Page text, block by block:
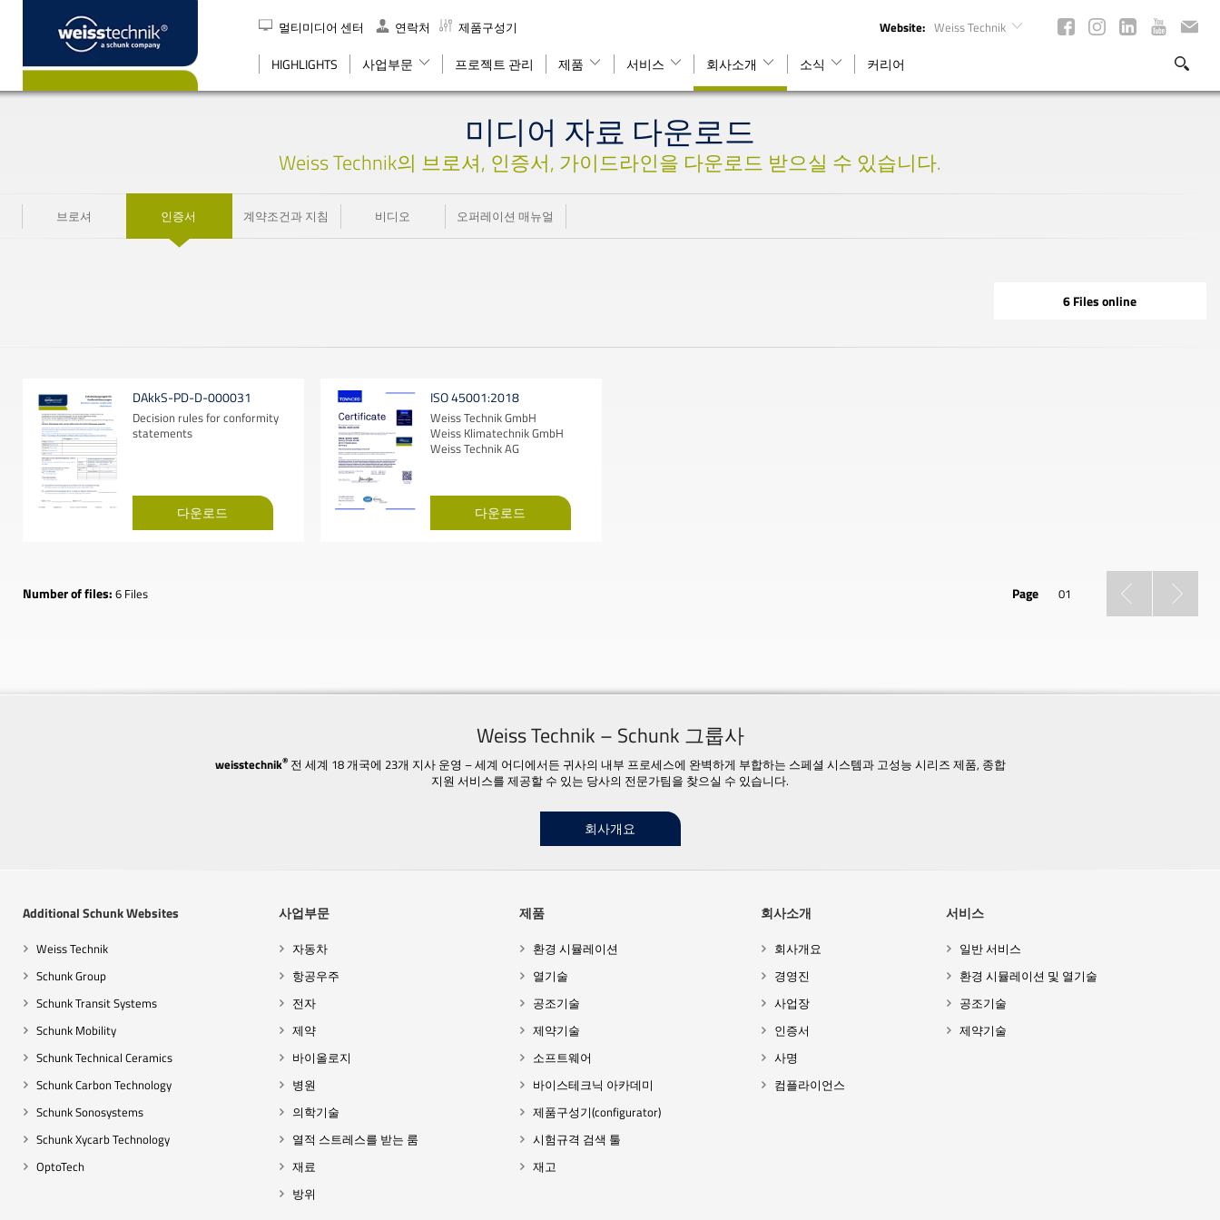
멀티미디어 센터 연락처 제품구성기 Website: Weiss Technik
HIGHLIGHTS 사업부문 프로젝트 관리 제품 서비스 회사소개 소식 커리어
검색
미디어 자료 다운로드
Weiss Technik의 브로셔, 인증서, 가이드라인을 다운로드 받으실 수 있습니다.
브로셔 인증서 계약조건과 지침 비디오 오퍼레이션 매뉴얼
6 Files online
DAkkS-PD-D-000031
Decision rules for conformity
statements
다운로드
ISO 45001:2018
Weiss Technik GmbH
Weiss Klimatechnik GmbH
Weiss Technik AG
다운로드
Number of files: 6 Files Page 01
Weiss Technik – Schunk 그룹사
weisstechnik® 전 세계 18 개국에 23개 지사 운영 – 세계 어디에서든 귀사의 내부 프로세스에 완벽하게 부합하는 스페셜 시스템과 고성능 시리즈 제품, 종합
지원 서비스를 제공할 수 있는 당사의 전문가팀을 찾으실 수 있습니다.
회사개요
Additional Schunk Websites
Weiss Technik
Schunk Group
Schunk Transit Systems
Schunk Mobility
Schunk Technical Ceramics
Schunk Carbon Technology
Schunk Sonosystems
Schunk Xycarb Technology
OptoTech
사업부문
자동차
항공우주
전자
제약
바이올로지
병원
의학기술
열적 스트레스를 받는 룸
재료
방위
제품
환경 시뮬레이션
열기술
공조기술
제약기술
소프트웨어
바이스테크닉 아카데미
제품구성기(configurator)
시험규격 검색 툴
재고
회사소개
회사개요
경영진
사업장
인증서
사명
컴플라이언스
서비스
일반 서비스
환경 시뮬레이션 및 열기술
공조기술
제약기술